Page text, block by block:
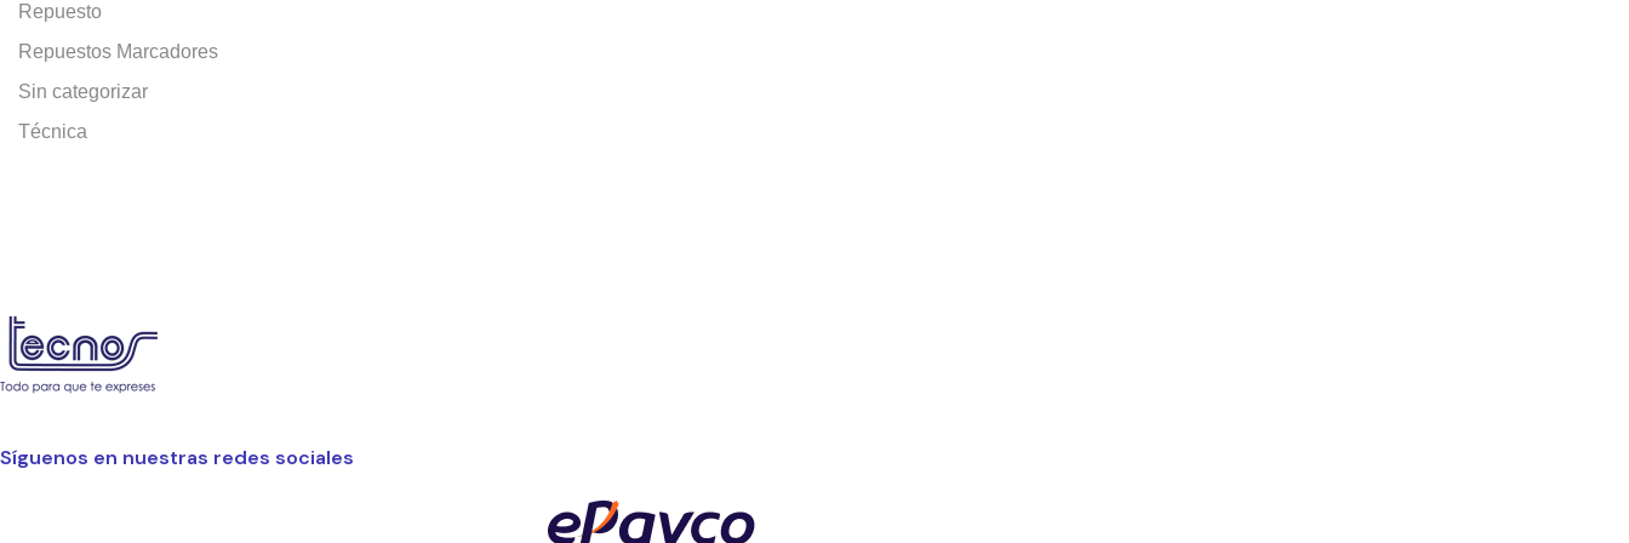
Repuesto
Repuestos Marcadores
Sin categorizar
Técnica
Síguenos en nuestras redes sociales